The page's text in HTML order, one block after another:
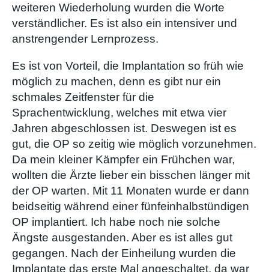
weiteren Wiederholung wurden die Worte
verständlicher. Es ist also ein intensiver und
anstrengender Lernprozess.
Es ist von Vorteil, die Implantation so früh wie
möglich zu machen, denn es gibt nur ein
schmales Zeitfenster für die
Sprachentwicklung, welches mit etwa vier
Jahren abgeschlossen ist. Deswegen ist es
gut, die OP so zeitig wie möglich vorzunehmen.
Da mein kleiner Kämpfer ein Frühchen war,
wollten die Ärzte lieber ein bisschen länger mit
der OP warten. Mit 11 Monaten wurde er dann
beidseitig während einer fünfeinhalbstündigen
OP implantiert. Ich habe noch nie solche
Ängste ausgestanden. Aber es ist alles gut
gegangen. Nach der Einheilung wurden die
Implantate das erste Mal angeschaltet, da war